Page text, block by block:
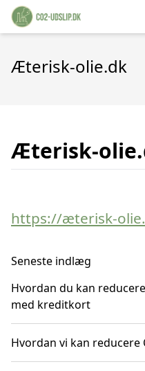
Æterisk-olie.dk
Æterisk-
https://æterisk-
Seneste indlæg
Hvordan du kan
med kreditkort
Hvordan vi kan reducere